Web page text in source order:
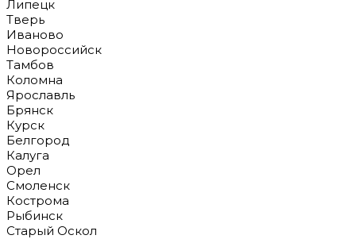
Липецк
Тверь
Иваново
Новороссийск
Тамбов
Коломна
Ярославль
Брянск
Курск
Белгород
Калуга
Орел
Смоленск
Кострома
Рыбинск
Старый Оскол